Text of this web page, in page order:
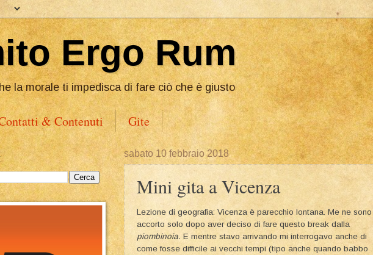
Ergo Rum
la morale ti impedisca di fare ciò che è giusto
& Contenuti Gite
sabato 10 febbraio 2018
Mini gita a Vicenza
Lezione di geografia: Vicenza è parecchio lontana. Me ne sono
accorto solo dopo aver deciso di fare questo break dalla
piombinoia. E mentre stavo arrivando mi interrogavo anche di
come fosse difficile ai vecchi tempi (tipo anche quando babbo